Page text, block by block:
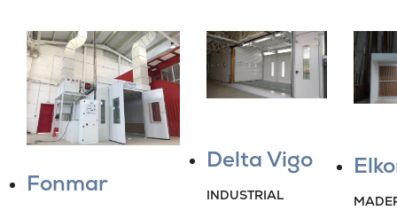
Fonmar
Delta Vigo
INDUSTRIAL